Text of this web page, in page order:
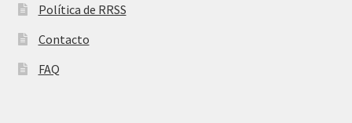
Política de RRSS
Contacto
FAQ